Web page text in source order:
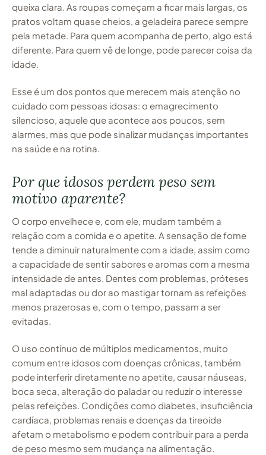
queixa clara. As roupas começam a ficar mais largas, os
pratos voltam quase cheios, a geladeira parece sempre
pela metade. Para quem acompanha de perto, algo está
diferente. Para quem vê de longe, pode parecer coisa da
idade.
Esse é um dos pontos que merecem mais atenção no
cuidado com pessoas idosas: o emagrecimento
silencioso, aquele que acontece aos poucos, sem
alarmes, mas que pode sinalizar mudanças importantes
na saúde e na rotina.
Por que idosos perdem peso sem
motivo aparente?
O corpo envelhece e, com ele, mudam também a
relação com a comida e o apetite. A sensação de fome
tende a diminuir naturalmente com a idade, assim como
a capacidade de sentir sabores e aromas com a mesma
intensidade de antes. Dentes com problemas, próteses
mal adaptadas ou dor ao mastigar tornam as refeições
menos prazerosas e, com o tempo, passam a ser
evitadas.
O uso contínuo de múltiplos medicamentos, muito
comum entre idosos com doenças crônicas, também
pode interferir diretamente no apetite, causar náuseas,
boca seca, alteração do paladar ou reduzir o interesse
pelas refeições. Condições como diabetes, insuficiência
cardíaca, problemas renais e doenças da tireoide
afetam o metabolismo e podem contribuir para a perda
de peso mesmo sem mudança na alimentação.